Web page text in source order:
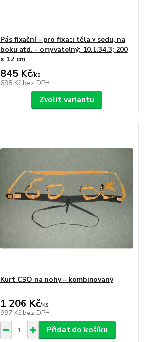
Pás fixační - pro fixaci těla v sedu, na
boku atd. - omyvatelný; 10.1.34.3; 200
x 12 cm
845 Kč/ks
698 Kč bez DPH
Zvolit variantu
Kurt CSO na nohy – kombinovaný
1 206 Kč/ks
997 Kč bez DPH
Přidat do košíku